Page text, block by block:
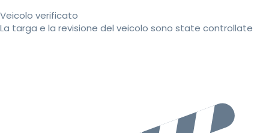
Veicolo verificato
La targa e la revisione del veicolo sono state controllate